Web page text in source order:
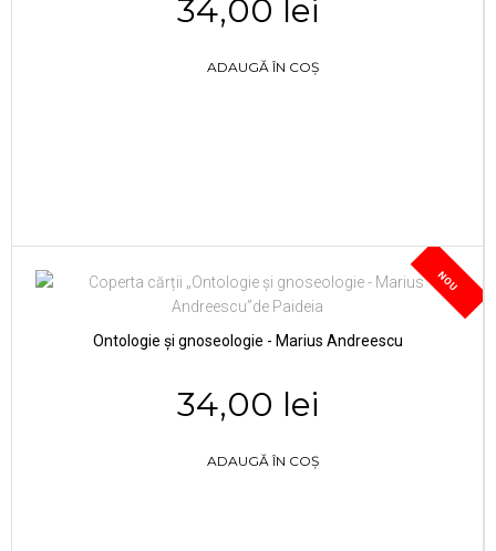
34,00 lei
ADAUGĂ ÎN COȘ
NOU
Ontologie și gnoseologie - Marius Andreescu
34,00 lei
ADAUGĂ ÎN COȘ